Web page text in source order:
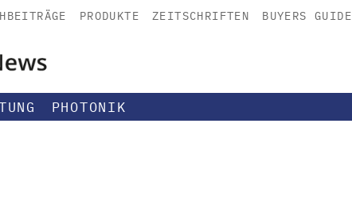
PRODUKTE ZEITSCHRIFTEN BUYERS GUIDE
PHOTONIK